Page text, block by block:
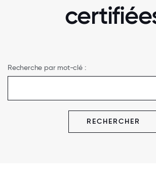
Recherche par mot-clé :
RECHERCHER